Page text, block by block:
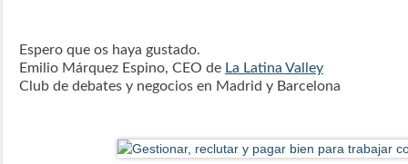
Espero que os haya gustado.
Emilio Márquez Espino, CEO de La Latina Valley
Club de debates y negocios en Madrid y Barcelona